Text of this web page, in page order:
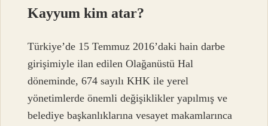
Kayyum kim atar?
Türkiye’de 15 Temmuz 2016’daki hain darbe
girişimiyle ilan edilen Olağanüstü Hal
döneminde, 674 sayılı KHK ile yerel
yönetimlerde önemli değişiklikler yapılmış ve
belediye başkanlıklarına vesayet makamlarınca